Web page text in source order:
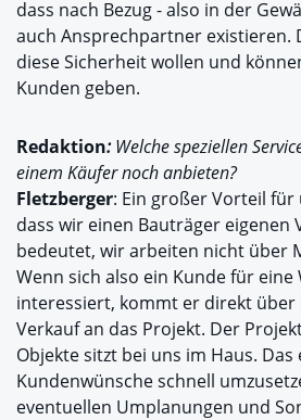
dass nach Bezug - also in der
auch Ansprechpartner existieren.
diese Sicherheit wollen und
Kunden geben.
Redaktion:Welche speziellen
einem Käufer noch anbieten?
Fletzberger: Ein großer Vorteil für
dass wir einen Bauträger eigenen
bedeutet, wir arbeiten nicht über
Wenn sich also ein Kunde für eine
interessiert, kommt er direkt über
Verkauf an das Projekt. Der
Objekte sitzt bei uns im Haus.
Kundenwünsche schnell
eventuellen Umplanungen und